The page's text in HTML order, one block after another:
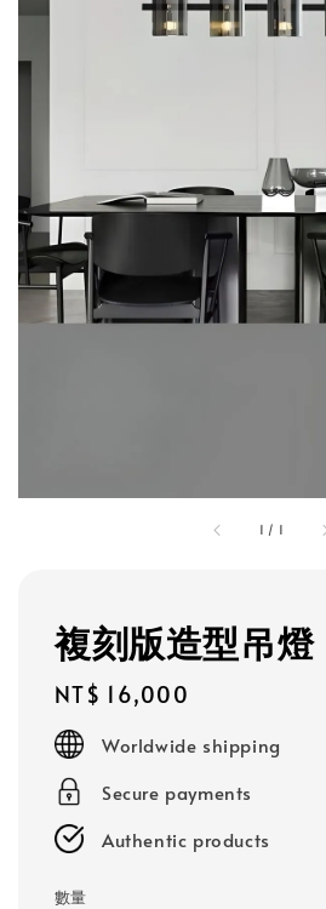
1 / 1
複刻版造型吊燈
Regular
price
NT$ 16,000
Worldwide shipping
Secure payments
Authentic products
數量